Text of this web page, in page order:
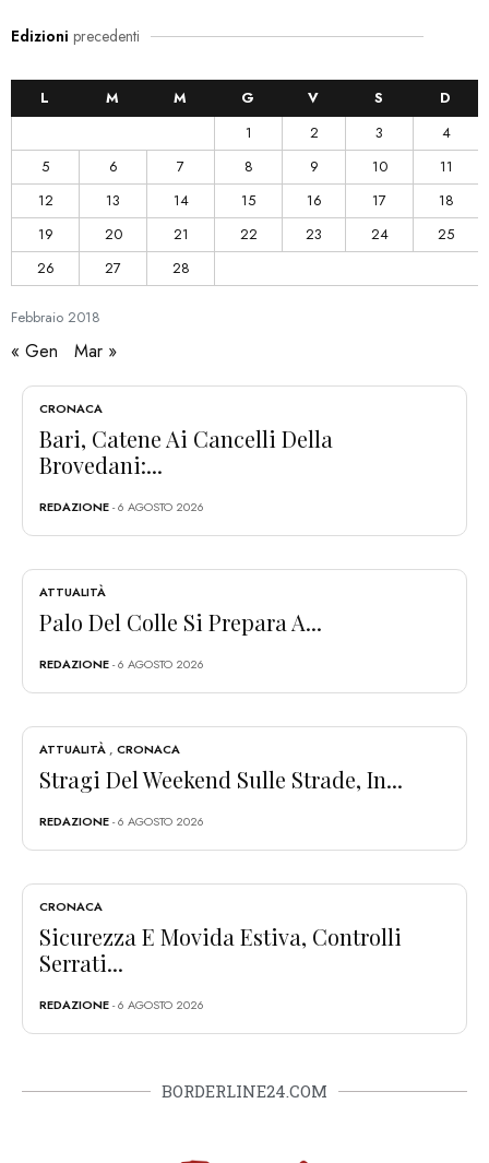
Edizioni precedenti
Febbraio 2018
L M M G V S
D
1
2 3
4
5
6 7 8 9 10
11
12
13 14 15 16 17
18
19
20 21 22 23 24
25
26
27 28
« Gen Mar »
CRONACA
Bari, Catene Ai Cancelli Della
Brovedani:...
REDAZIONE- 6 AGOSTO 2026
ATTUALITÀ
Palo Del Colle Si Prepara A...
REDAZIONE- 6 AGOSTO 2026
ATTUALITÀ , CRONACA
Stragi Del Weekend Sulle Strade, In...
REDAZIONE- 6 AGOSTO 2026
CRONACA
Sicurezza E Movida Estiva, Controlli
Serrati...
REDAZIONE- 6 AGOSTO 2026
BORDERLINE24.COM